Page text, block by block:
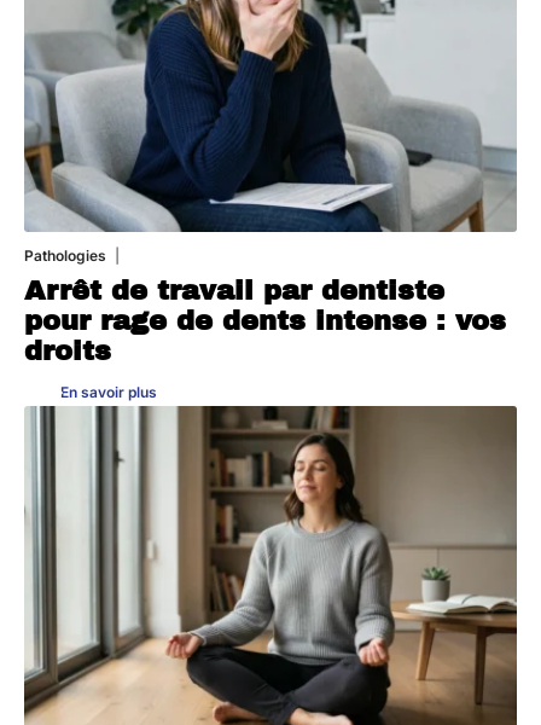
Pathologies
Arrêt de travail par dentiste
pour rage de dents intense : vos
droits
En savoir plus